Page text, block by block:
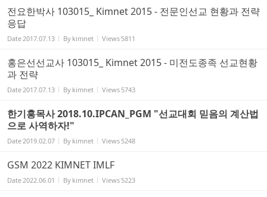
전요한박사 103015_ Kimnet 2015 - 전문인선교 현황과 전략
응답
Date2017.07.13 By kimnet Views 5811
홍은선선교사 103015_ Kimnet 2015 - 미전도종족 선교현황
과 전략
Date2017.07.13 By kimnet Views 5743
한기홍목사 2018.10.IPCAN_PGM "선교대회 믿음의 계산법
으로 사역하자!"
Date2019.02.07 By kimnet Views 5248
GSM 2022 KIMNET IMLF
Date2022.06.01 By kimnet Views 5223